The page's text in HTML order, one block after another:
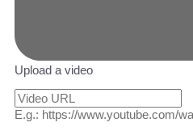
Upload a video
E.g.: https://www.youtube.com/